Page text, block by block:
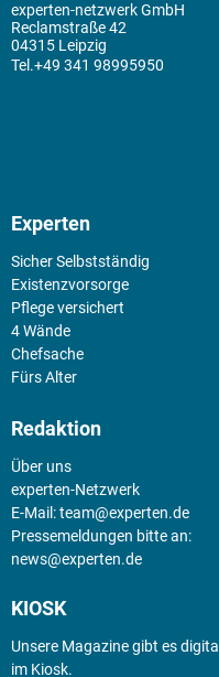
experten-netzwerk GmbH
Reclamstraße 42
04315 Leipzig
+49 341 98995950
Experten
Sicher Selbstständig
Existenz­vorsorge
Pflege versichert
4 Wände
Chefsache
Fürs Alter
Redaktion
Über uns
experten-Netzwerk
E-Mail:team@experten.de
Pressemeldungen bitte an:
news@experten.de
KIOSK
Unsere Magazine gibt es digital
im Kiosk.